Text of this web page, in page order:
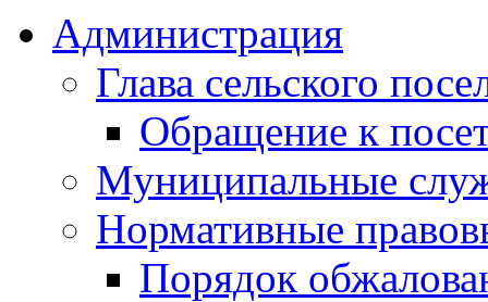
Администрация
Глава сельского
Обращение к
Муниципальные
Нормативные
Порядок